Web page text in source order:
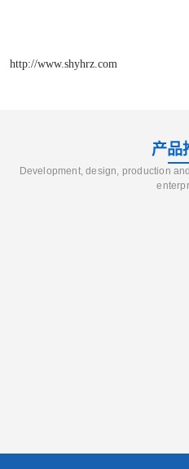
http://www.shyhrz.com
产品
Development, design, production